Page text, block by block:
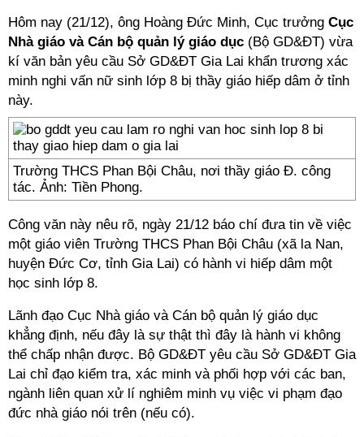
Hôm nay (21/12), ông Hoàng Đức Minh, Cục trưởng Cục
Nhà giáo và Cán bộ quản lý giáo dục (Bộ GD&ĐT) vừa
kí văn bản yêu cầu Sở GD&ĐT Gia Lai khẩn trương xác
minh nghi vấn nữ sinh lớp 8 bị thầy giáo hiếp dâm ở tỉnh
này.
Trường THCS Phan Bội Châu, nơi thầy giáo Đ. công
tác. Ảnh: Tiền Phong.
Công văn này nêu rõ, ngày 21/12 báo chí đưa tin về việc
một giáo viên Trường THCS Phan Bội Châu (xã la Nan,
huyện Đức Cơ, tỉnh Gia Lai) có hành vi hiếp dâm một
học sinh lớp 8.
Lãnh đạo Cục Nhà giáo và Cán bộ quản lý giáo dục
khẳng định, nếu đây là sự thật thì đây là hành vi không
thể chấp nhận được. Bộ GD&ĐT yêu cầu Sở GD&ĐT Gia
Lai chỉ đạo kiểm tra, xác minh và phối hợp với các ban,
ngành liên quan xử lí nghiêm minh vụ việc vi phạm đạo
đức nhà giáo nói trên (nếu có).